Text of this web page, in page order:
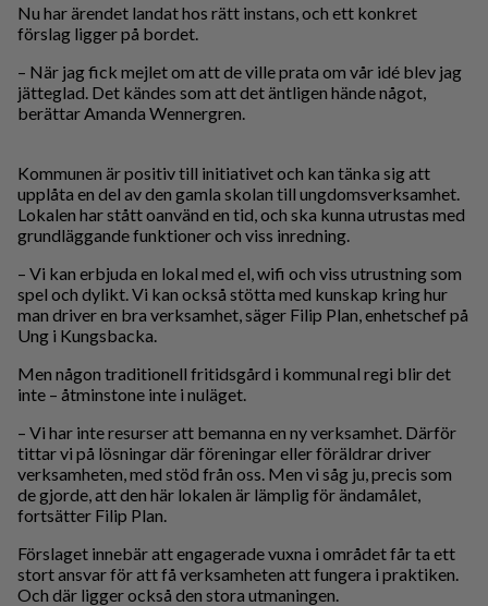
Nu har ärendet landat hos rätt instans, och ett konkret
förslag ligger på bordet.
– När jag fick mejlet om att de ville prata om vår idé blev jag
jätteglad. Det kändes som att det äntligen hände något,
berättar Amanda Wennergren.
Kommunen är positiv till initiativet och kan tänka sig att
upplåta en del av den gamla skolan till ungdomsverksamhet.
Lokalen har stått oanvänd en tid, och ska kunna utrustas med
grundläggande funktioner och viss inredning.
– Vi kan erbjuda en lokal med el, wifi och viss utrustning som
spel och dylikt. Vi kan också stötta med kunskap kring hur
man driver en bra verksamhet, säger Filip Plan, enhetschef på
Ung i Kungsbacka.
Men någon traditionell fritidsgård i kommunal regi blir det
inte – åtminstone inte i nuläget.
– Vi har inte resurser att bemanna en ny verksamhet. Därför
tittar vi på lösningar där föreningar eller föräldrar driver
verksamheten, med stöd från oss. Men vi såg ju, precis som
de gjorde, att den här lokalen är lämplig för ändamålet,
fortsätter Filip Plan.
Förslaget innebär att engagerade vuxna i området får ta ett
stort ansvar för att få verksamheten att fungera i praktiken.
Och där ligger också den stora utmaningen.